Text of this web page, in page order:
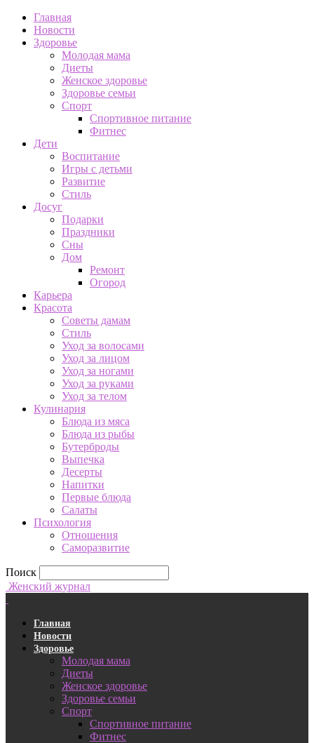
Главная
Новости
Здоровье
Молодая мама
Диеты
Женское здоровье
Здоровье семьи
Спорт
Спортивное питание
Фитнес
Дети
Воспитание
Игры с детьми
Развитие
Стиль
Досуг
Подарки
Праздники
Сны
Дом
Ремонт
Огород
Карьера
Красота
Советы дамам
Стиль
Уход за волосами
Уход за лицом
Уход за ногами
Уход за руками
Уход за телом
Кулинария
Блюда из мяса
Блюда из рыбы
Бутерброды
Выпечка
Десерты
Напитки
Первые блюда
Салаты
Психология
Отношения
Саморазвитие
Поиск
Женский журнал
Главная
Новости
Здоровье
Молодая мама
Диеты
Женское здоровье
Здоровье семьи
Спорт
Спортивное питание
Фитнес